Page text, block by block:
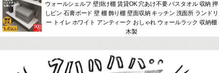
ウォールシェルフ 壁掛け棚 賃貸OK 穴あけ不要 バスタオル 収納 押
しピン 石膏ボード 壁 棚 飾り棚 壁面収納 キッチン 洗面所 ランドリ
ー トイレ ホワイト アンティーク おしゃれ ウォールラック 収納棚
木製